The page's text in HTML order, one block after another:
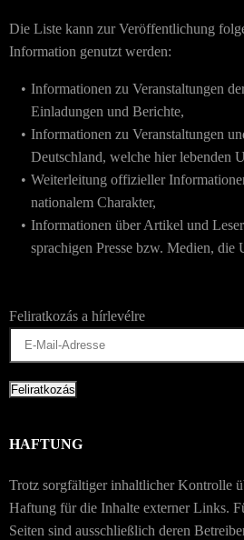
Die Liste kann zur Veröffentlichung
Information genutzt werden:
Informationen zu Veranstaltungen
Einladungen und Berichte,
Informationen zu Veranstaltungen
Deutschland, welche hier lebenden
Weiterleitung offizieller
nationalem Charakter,
Informationen über Artikel und
sprachigen Presse bzw. Medien, die
Feliratkozás a hírlevélre
HAFTUNG
Trotz sorgfältiger inhaltlicher Kontrolle
Haftung für die Inhalte externer Links.
Seiten sind ausschließlich deren